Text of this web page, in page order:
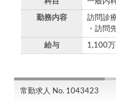
科目 一般内
勤務内容
訪問診
・訪問
給与 1,100
常勤求人 No. 1043423